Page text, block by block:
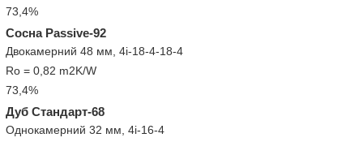
73,4%
Сосна Passive-92
Двокамерний 48 мм, 4і-18-4-18-4
Ro = 0,82 m2K/W
73,4%
Дуб Стандарт-68
Однокамерний 32 мм, 4i-16-4